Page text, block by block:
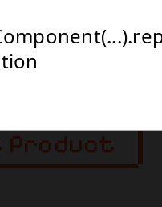
145 mm
宅配
Product